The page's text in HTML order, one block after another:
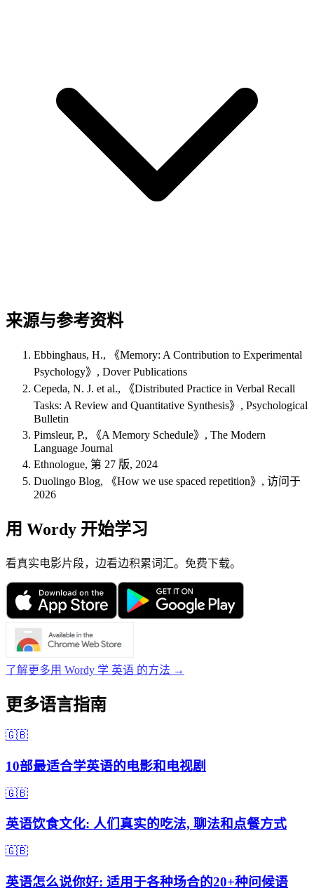
来源与参考资料
Ebbinghaus, H., 《Memory: A Contribution to Experimental
Psychology》, Dover Publications
Cepeda, N. J. et al., 《Distributed Practice in Verbal Recall
Tasks: A Review and Quantitative Synthesis》, Psychological
Bulletin
Pimsleur, P., 《A Memory Schedule》, The Modern
Language Journal
Ethnologue, 第 27 版, 2024
Duolingo Blog, 《How we use spaced repetition》, 访问于
2026
用 Wordy 开始学习
看真实电影片段，边看边积累词汇。免费下载。
了解更多用 Wordy 学 英语 的方法 →
更多语言指南
🇬🇧
10部最适合学英语的电影和电视剧
🇬🇧
英语饮食文化: 人们真实的吃法, 聊法和点餐方式
🇬🇧
英语怎么说你好: 适用于各种场合的20+种问候语